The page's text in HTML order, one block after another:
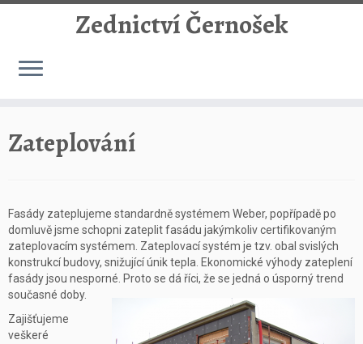
content
Zednictví Černošek
Zateplování
Fasády zateplujeme standardně systémem Weber, popřípadě po
domluvě jsme schopni zateplit fasádu jakýmkoliv certifikovaným
zateplovacím systémem. Zateplovací systém je tzv. obal svislých
konstrukcí budovy, snižující únik tepla. Ekonomické výhody zateplení
fasády jsou nesporné. Proto se dá říci, že se jedná o úsporný trend
současné doby.
Zajišťujeme
veškeré